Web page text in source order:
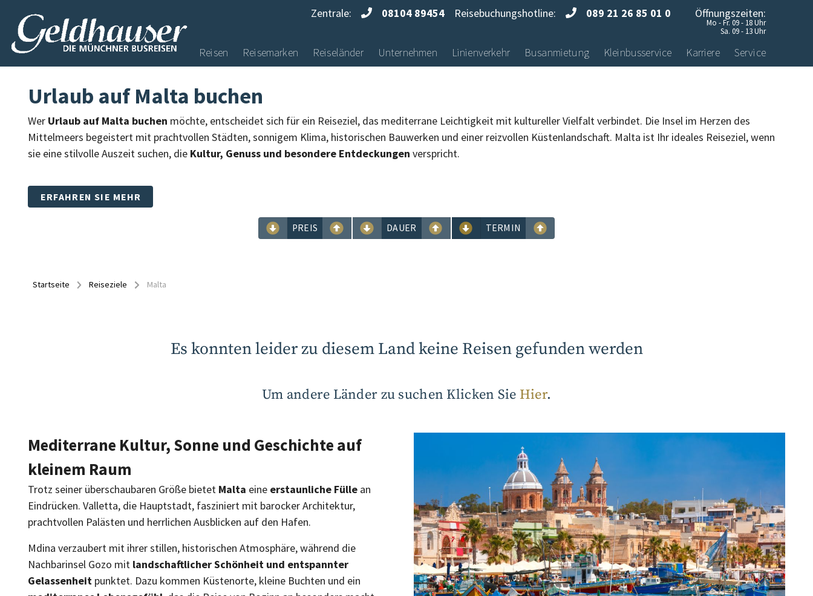
Zentrale: 08104 89454 Reisebuchungshotline: 089 21 26 85 01 0 Öffnungszeiten:
Mo - Fr. 09 - 18 Uhr
Sa. 09 - 13 Uhr
Reisen Reisemarken Reiseländer Unternehmen Linienverkehr Busanmietung Kleinbusservice Karriere Service
Urlaub auf Malta buchen
Wer Urlaub auf Malta buchen möchte, entscheidet sich für ein Reiseziel, das mediterrane Leichtigkeit mit kultureller Vielfalt verbindet. Die Insel im Herzen des
Mittelmeers begeistert mit prachtvollen Städten, sonnigem Klima, historischen Bauwerken und einer reizvollen Küstenlandschaft. Malta ist Ihr ideales Reiseziel, wenn
sie eine stilvolle Auszeit suchen, die Kultur, Genuss und besondere Entdeckungen verspricht.
ERFAHREN SIE MEHR
PREIS DAUER TERMIN
Startseite Reiseziele Malta
Es konnten leider zu diesem Land keine Reisen gefunden werden
Um andere Länder zu suchen Klicken Sie Hier.
Mediterrane Kultur, Sonne und Geschichte auf
kleinem Raum
Trotz seiner überschaubaren Größe bietet Malta eine erstaunliche Fülle an
Eindrücken. Valletta, die Hauptstadt, fasziniert mit barocker Architektur,
prachtvollen Palästen und herrlichen Ausblicken auf den Hafen.
Mdina verzaubert mit ihrer stillen, historischen Atmosphäre, während die
Nachbarinsel Gozo mit landschaftlicher Schönheit und entspannter
Gelassenheit punktet. Dazu kommen Küstenorte, kleine Buchten und ein